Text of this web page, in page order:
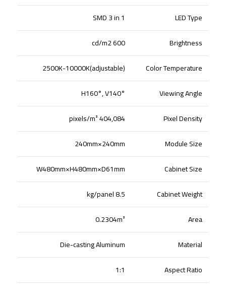
LED Type
SMD 3 in 1
Brightness
600 cd/m
2
Color Temperature
2500K-10000K(adjustable)
Viewing Angle
H160°, V140°
Pixel Density
404,084
Module Size
240mm×240mm
Cabinet Size
W480mm×H480mm×D61mm
Cabinet Weight
8.5
kg/panel
Area
0.2304m²
Material
Die-casting Aluminum
Aspect Ratio
1:1